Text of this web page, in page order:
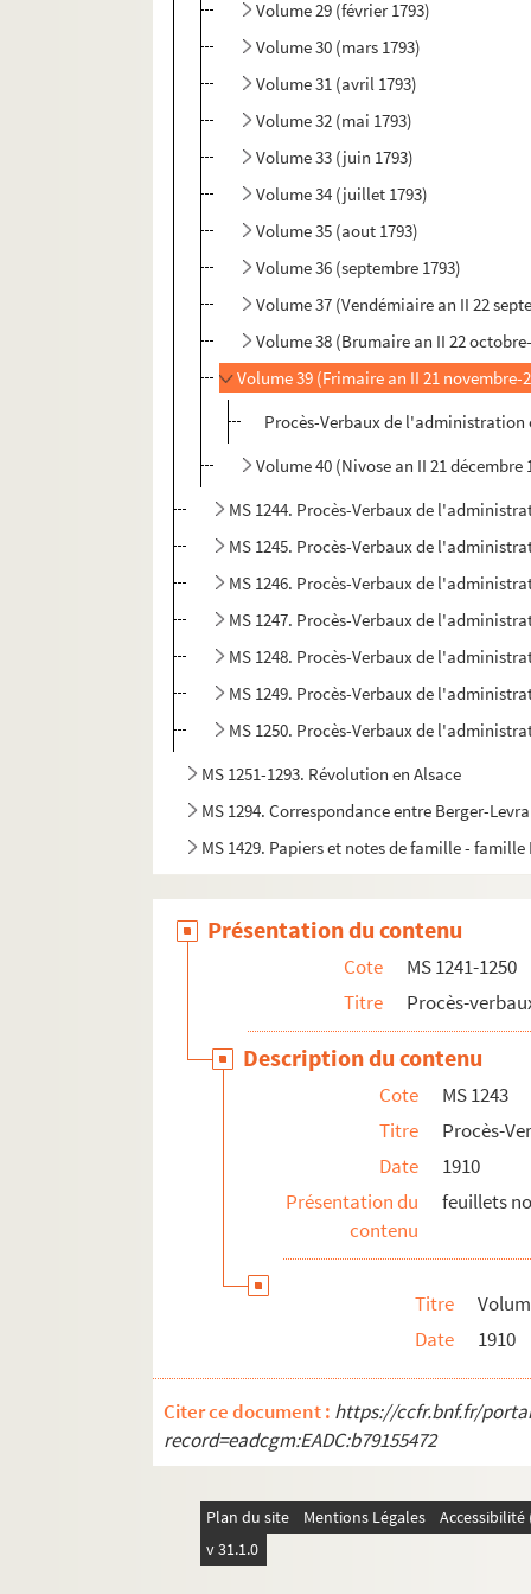
Volume 29 (février 1793)
Volume 30 (mars 1793)
Volume 31 (avril 1793)
Volume 32 (mai 1793)
Volume 33 (juin 1793)
Volume 34 (juillet 1793)
Volume 35 (aout 1793)
Volume 36 (septembre 1793)
Volume 37 (Vendémiaire an II 22
Volume 38 (Brumaire an II 22
Volume 39 (Frimaire an II 21 novembre-
Procès-Verbaux de l'administration
Volume 40 (Nivose an II 21 décembre
MS 1244. Procès-Verbaux de
MS 1245. Procès-Verbaux de
MS 1246. Procès-Verbaux de
MS 1247. Procès-Verbaux de
MS 1248. Procès-Verbaux de
MS 1249. Procès-Verbaux de
MS 1250. Procès-Verbaux de
MS 1251-1293. Révolution en Alsace
MS 1294. Correspondance entre Berger-
MS 1429. Papiers et notes de famille - famille
Présentation du contenu
Cote
MS 1241-1250
Titre
Procès-
Description du contenu
Cote
MS 1243
Titre
Procès-
Date
1910
Présentation du
contenu
feuillets
Titre
Date
1910
Citer ce document : https://ccfr.bnf.fr/
record=eadcgm:EADC:b79155472
Plan du site Mentions Légales
v 31.1.0